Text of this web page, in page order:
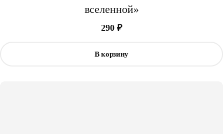
вселенной»
290 ₽
В корзину